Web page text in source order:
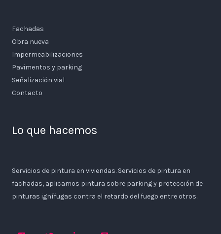
Fachadas
Obra nueva
Impermeabilizaciones
Pavimentos y parking
Señalización vial
Contacto
Lo que hacemos
Servicios de pintura en viviendas. Servicios de pintura en
fachadas, aplicamos pintura sobre parking y protección de
pinturas ignífugas contra el retardo del fuego entre otros.